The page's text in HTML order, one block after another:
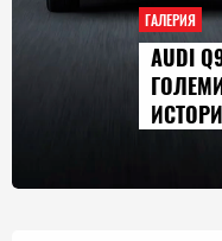
ГАЛЕРИЯ
AUDI